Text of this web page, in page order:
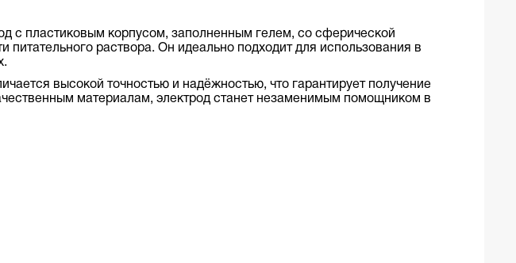
с пластиковым корпусом, заполненным гелем, со сферической
раствора. Он идеально подходит для использования в
высокой точностью и надёжностью, что гарантирует получение
материалам, электрод станет незаменимым помощником в